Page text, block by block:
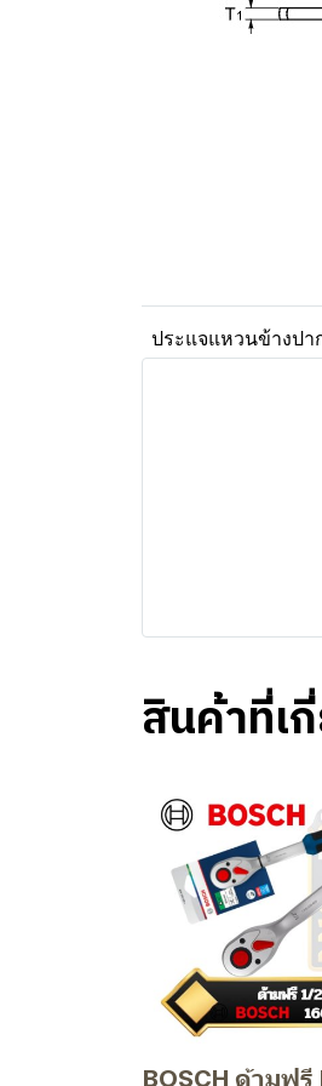
ประแจแหวนข้างป
สินค้าที่เ
BOSCH ด้ามฟ